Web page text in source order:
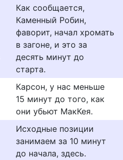
Как сообщается,
Каменный Робин,
фаворит, начал хромать
в загоне, и это за
десять минут до
старта.
Карсон, у нас меньше
15 минут до того, как
они убьют МакКея.
Исходные позиции
занимаем за 10 минут
до начала, здесь.